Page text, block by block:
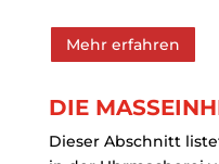
Mehr erfahren
DIE
Dieser Abschnitt